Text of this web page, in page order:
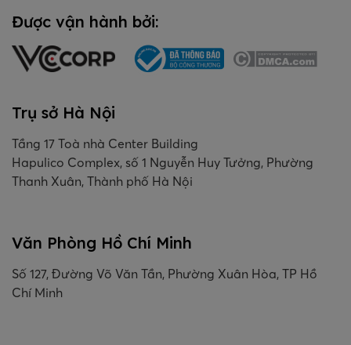
Được vận hành bởi:
Trụ sở Hà Nội
Tầng 17 Toà nhà Center Building
Hapulico Complex, số 1 Nguyễn Huy Tưởng, Phường
Thanh Xuân, Thành phố Hà Nội
Văn Phòng Hồ Chí Minh
Số 127, Đường Võ Văn Tần, Phường Xuân Hòa, TP Hồ
Chí Minh